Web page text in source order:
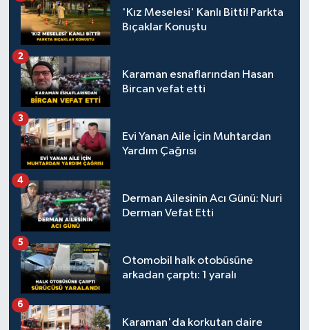
'Kız Meselesi' Kanlı Bitti! Parkta
Bıçaklar Konuştu
Karaman esnaflarından Hasan
Bircan vefat etti
2
Evi Yanan Aile İçin Muhtardan
Yardım Çağrısı
3
Derman Ailesinin Acı Günü: Nuri
Derman Vefat Etti
4
Otomobil halk otobüsüne
arkadan çarptı: 1 yaralı
5
Karaman'da korkutan daire
6